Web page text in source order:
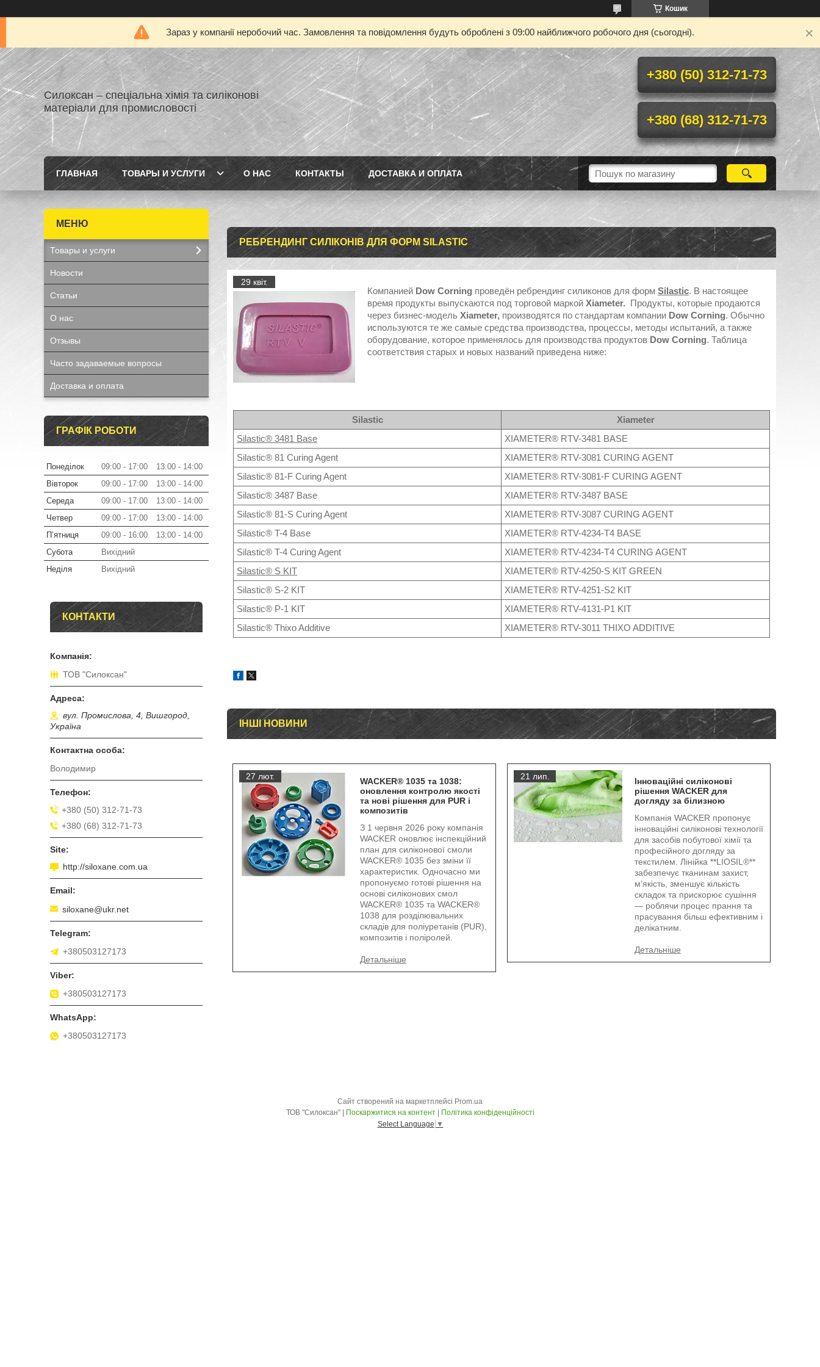
Кошик
Зараз у компанії неробочий час. Замовлення та повідомлення будуть оброблені з 09:00 найближчого робочого дня (сьогодні).
Силоксан – спеціальна хімія та силіконові
матеріали для промисловості
+380 (50) 312-71-73
+380 (68) 312-71-73
ГЛАВНАЯ ТОВАРЫ И УСЛУГИ О НАС КОНТАКТЫ ДОСТАВКА И ОПЛАТА
РЕБРЕНДИНГ СИЛІКОНІВ ДЛЯ ФОРМ SILASTIC
29 квіт.
Компанией Dow Corning проведён ребрендинг силиконов для форм Silastic. В настоящее
время продукты выпускаются под торговой маркой Xiameter. Продукты, которые продаются
через бизнес-модель Xiameter, производятся по стандартам компании Dow Corning. Обычно
используются те же самые средства производства, процессы, методы испытаний, а также
оборудование, которое применялось для производства продуктов Dow Corning. Таблица
соответствия старых и новых названий приведена ниже:
Silastic
Xiameter
Silastic® 3481 Base
XIAMETER® RTV-3481 BASE
Silastic® 81 Curing Agent
XIAMETER® RTV-3081 CURING AGENT
Silastic® 81-F Curing Agent
XIAMETER® RTV-3081-F CURING AGENT
Silastic® 3487 Base
XIAMETER® RTV-3487 BASE
Silastic® 81-S Curing Agent
XIAMETER® RTV-3087 CURING AGENT
Silastic® T-4 Base
XIAMETER® RTV-4234-T4 BASE
Silastic® T-4 Curing Agent
XIAMETER® RTV-4234-T4 CURING AGENT
Silastic® S KIT
XIAMETER® RTV-4250-S KIT GREEN
Silastic® S-2 KIT
XIAMETER® RTV-4251-S2 KIT
Silastic® P-1 KIT
XIAMETER® RTV-4131-P1 KIT
Silastic® Thixo Additive
XIAMETER® RTV-3011 THIXO ADDITIVE
ІНШІ НОВИНИ
27 лют.
WACKER® 1035 та 1038:
оновлення контролю якості
та нові рішення для PUR і
композитів
З 1 червня 2026 року компанія
WACKER оновлює інспекційний
план для силіконової смоли
WACKER® 1035 без зміни її
характеристик. Одночасно ми
пропонуємо готові рішення на
основі силіконових смол
WACKER® 1035 та WACKER®
1038 для розділювальних
складів для поліуретанів (PUR),
композитів і поліролей.
21 лип.
Інноваційні силіконові
рішення WACKER для
догляду за білизною
Компанія WACKER пропонує
інноваційні силіконові технології
для засобів побутової хімії та
професійного догляду за
текстилем. Лінійка **LIOSIL®**
забезпечує тканинам захист,
м’якість, зменшує кількість
складок та прискорює сушіння
— роблячи процес прання та
прасування більш ефективним і
делікатним.
Товары и услуги
Новости
Статьи
О нас
Отзывы
Часто задаваемые вопросы
Доставка и оплата
ГРАФІК РОБОТИ
Понеділок 09:00 17:00 13:00
14:00
Вівторок
09:00 17:00 13:00
14:00
Середа
09:00 17:00 13:00
14:00
Четвер
09:00 17:00 13:00
14:00
Пʼятниця
09:00 16:00 13:00
14:00
Субота
Вихідний
Неділя
Вихідний
КОНТАКТИ
ТОВ "Силоксан"
вул. Промислова, 4, Вишгород,
Україна
Володимир
+380 (50) 312-71-73
+380 (68) 312-71-73
http://siloxane.com.ua
siloxane@ukr.net
+380503127173
+380503127173
+380503127173
Сайт створений на маркетплейсі Prom.ua
ТОВ "Силоксан" | Поскаржитися на контент | Політика конфіденційності
Select Language ▼